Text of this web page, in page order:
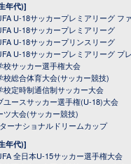
年代)]
U-18サッカープレミアリーグ フ
U-18サッカープレミアリーグ
U-18サッカープリンスリーグ
U-18サッカープレミアリーグ プ
校サッカー選手権大会
校総合体育大会(サッカー競技)
校定時制通信制サッカー大会
ユースサッカー選手権(U-18)大会
ツ大会(サッカー競技)
ーナショナルドリームカップ
年代)]
全日本U-15サッカー選手権大会